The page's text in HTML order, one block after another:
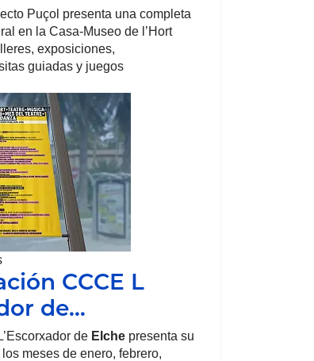
Puçol presenta una completa
en la Casa-Museo de l’Hort
exposiciones,
guiadas y juegos
CCCE L
de…
de Elche presenta su
meses de enero, febrero,